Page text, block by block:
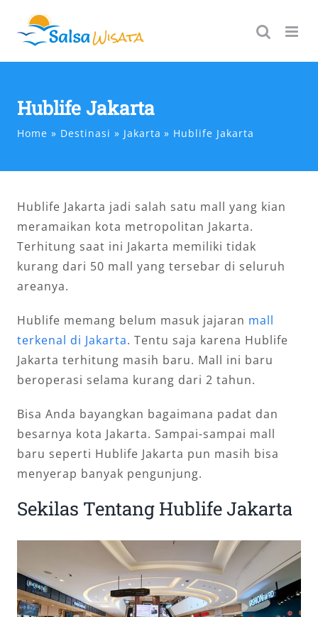
content
Hublife Jakarta
Home Destinasi Jakarta Hublife Jakarta
Hublife Jakarta jadi salah satu mall yang kian
meramaikan kota metropolitan Jakarta.
Terhitung saat ini Jakarta memiliki tidak
kurang dari 50 mall yang tersebar di seluruh
areanya.
Hublife memang belum masuk jajaran mall
terkenal di Jakarta. Tentu saja karena Hublife
Jakarta terhitung masih baru. Mall ini baru
beroperasi selama kurang dari 2 tahun.
Bisa Anda bayangkan bagaimana padat dan
besarnya kota Jakarta. Sampai-sampai mall
baru seperti Hublife Jakarta pun masih bisa
menyerap banyak pengunjung.
Sekilas Tentang Hublife Jakarta